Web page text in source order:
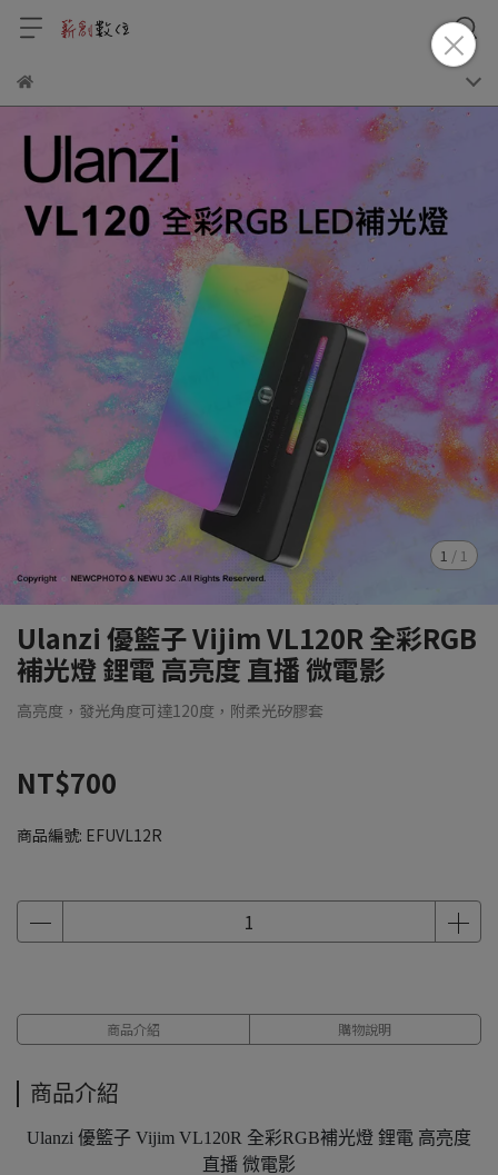
1 / 1
Ulanzi 優籃子 Vijim VL120R 全彩RGB
補光燈 鋰電 高亮度 直播 微電影
高亮度，發光角度可達120度，附柔光矽膠套
NT$700
商品編號: EFUVL12R
商品介紹 購物說明
商品介紹
Ulanzi 優籃子 Vijim VL120R 全彩RGB補光燈 鋰電 高亮度
直播 微電影